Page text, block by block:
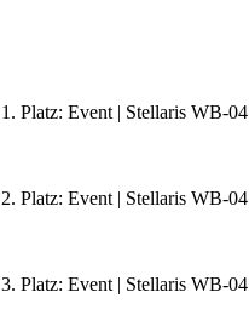
1. Platz: Event | Stellaris WB-04
2. Platz: Event | Stellaris WB-04
3. Platz: Event | Stellaris WB-04